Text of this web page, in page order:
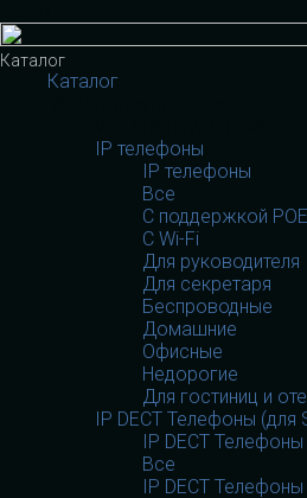
Каталог
Каталог
IP телефоны
IP телефоны
Все
С поддержкой POE
C Wi-Fi
Для руководителя
Для секретаря
Беспроводные
Домашние
Офисные
Недорогие
Для гостиниц и
IP DECT Телефоны (для
IP DECT Телефоны
Все
IP DECT Телефоны